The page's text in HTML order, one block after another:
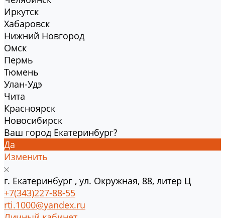
Иркутск
Хабаровск
Нижний Новгород
Омск
Пермь
Тюмень
Улан-Удэ
Чита
Красноярск
Новосибирск
Ваш город Екатеринбург?
Да
Изменить
г. Екатеринбург , ул. Окружная, 88, литер Ц
+7(343)227-88-55
rti.1000@yandex.ru